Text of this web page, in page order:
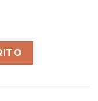
DDR4 S1700